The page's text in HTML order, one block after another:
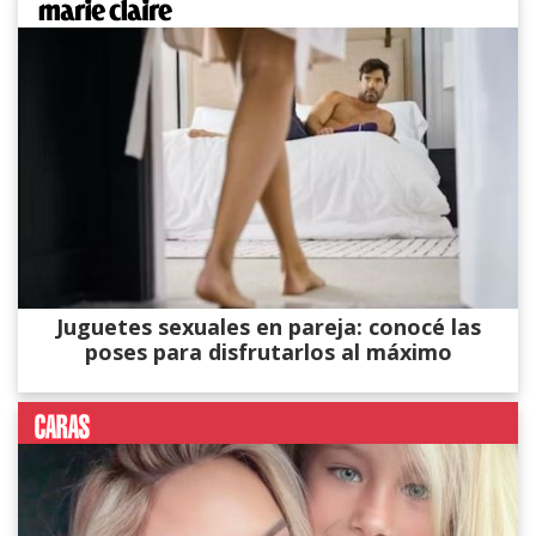
Juguetes sexuales en pareja: conocé las
poses para disfrutarlos al máximo